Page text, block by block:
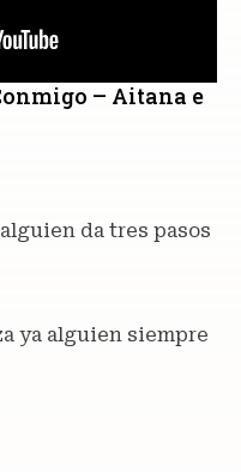
– Aitana e
da tres pasos
ya alguien siempre